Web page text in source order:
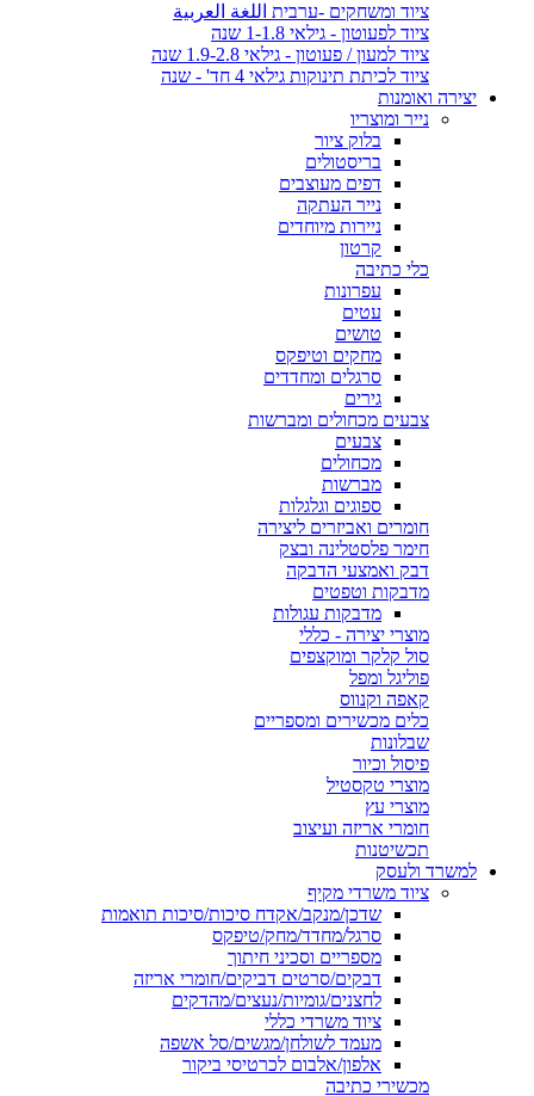
ציוד ומשחקים -ערבית اللغة العربية
ציוד לפעוטון - גילאי 1-1.8 שנה
ציוד למעון / פעוטון - גילאי 1.9-2.8 שנה
ציוד לכיתת תינוקות גילאי 4 חד' - שנה
יצירה ואומנות
נייר ומוצריו
בלוק ציור
בריסטולים
דפים מעוצבים
נייר העתקה
ניירות מיוחדים
קרטון
כלי כתיבה
עפרונות
עטים
טושים
מחקים וטיפקס
סרגלים ומחדדים
גירים
צבעים מכחולים ומברשות
צבעים
מכחולים
מברשות
ספוגים וגלגלות
חומרים ואביזרים ליצירה
חימר פלסטלינה ובצק
דבק ואמצעי הדבקה
מדבקות וטפטים
מדבקות עגולות
מוצרי יצירה - כללי
סול קלקר ומוקצפים
פוליגל ומפל
קאפה וקנווס
כלים מכשירים ומספריים
שבלונות
פיסול וכיור
מוצרי טקסטיל
מוצרי עץ
חומרי אריזה ועיצוב
תכשיטנות
למשרד ולעסק
ציוד משרדי מקיף
שדכן/מנקב/אקדח סיכות/סיכות תואמות
סרגל/מחדד/מחק/טיפקס
מספריים וסכיני חיתוך
דבקים/סרטים דביקים/חומרי אריזה
לחצנים/גומיות/נעצים/מהדקים
ציוד משרדי כללי
מעמד לשולחן/מגשים/סל אשפה
אלפון/אלבום לכרטיסי ביקור
מכשירי כתיבה